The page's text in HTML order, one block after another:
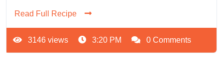
Read Full Recipe
3146 views 3:20 PM 0 Comments